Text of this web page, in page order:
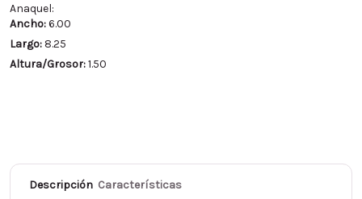
Anaquel:
Ancho:6.00
Largo: 8.25
Altura/Grosor:1.50
Descripción Características